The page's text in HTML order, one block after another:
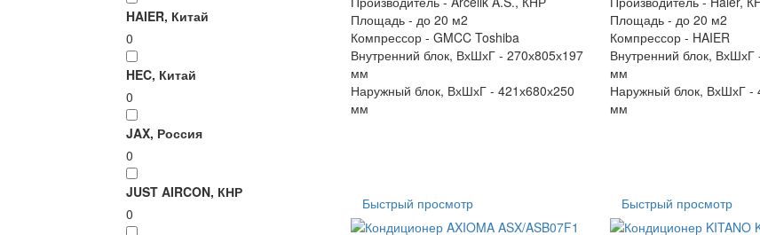
HAIER, Китай
0
HEC, Китай
0
JAX, Россия
0
JUST AIRCON, КНР
0
Площадь - до 20 м2
Компрессор - GMCC Toshiba
Внутренний блок, ВхШхГ - 270х805х197
мм
Наружный блок, ВхШхГ - 421х680х250
мм
Площадь - до 20 м2
Компрессор - HAIER
Внутренний блок, ВхШхГ
мм
Наружный блок, ВхШхГ -
мм
Быстрый просмотр
Быстрый просмотр